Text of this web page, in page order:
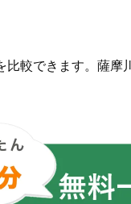
較できます。薩